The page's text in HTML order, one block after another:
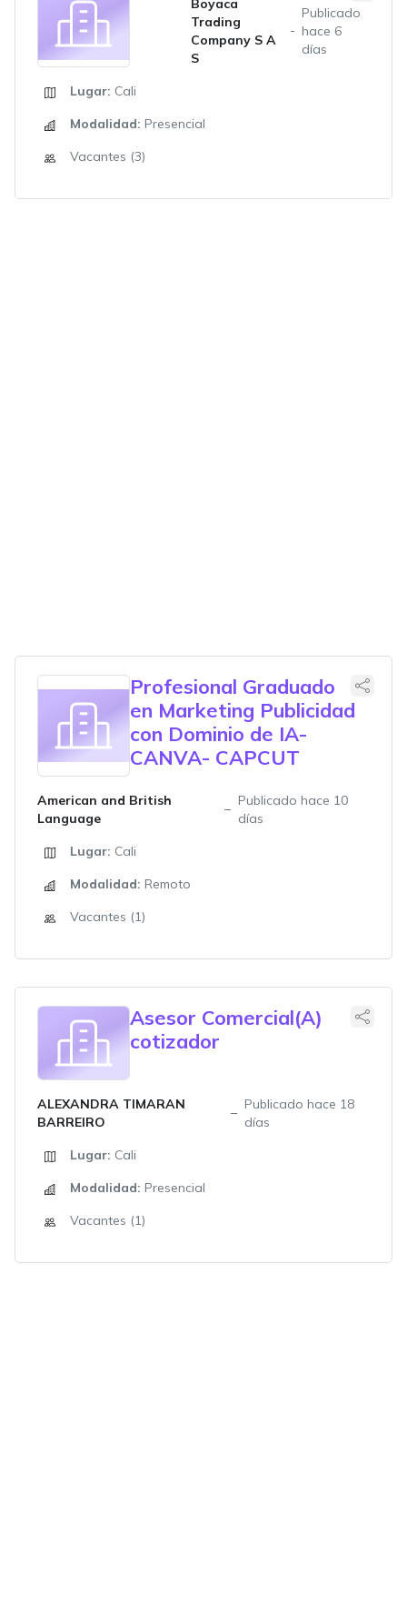
Boyaca
Trading
Company S A
S
Publicado
hace 6
días
Lugar: Cali
Modalidad: Presencial
Vacantes (3)
Profesional Graduado
en Marketing Publicidad
con Dominio de IA-
CANVA- CAPCUT
American and British
Language
Publicado hace 10
días
Lugar: Cali
Modalidad: Remoto
Vacantes (1)
Asesor Comercial(A)
cotizador
ALEXANDRA TIMARAN
BARREIRO
Publicado hace 18
días
Lugar: Cali
Modalidad: Presencial
Vacantes (1)